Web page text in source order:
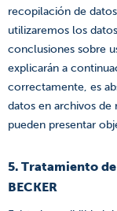
recopilación de
utilizaremos los
conclusiones sobre
explicarán a
correctamente, es
datos en archivos de
pueden presentar
5. Tratamiento
BECKER